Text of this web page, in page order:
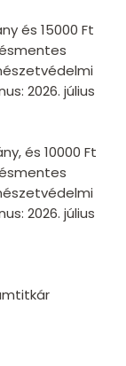
és 15000 Ft
2026. július
és 10000 Ft
2026. július